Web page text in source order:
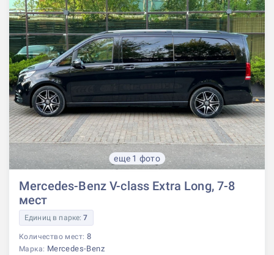
еще 1 фото
Mercedes-Benz V-class Extra Long, 7-8
мест
Единиц в парке:7
Количество мест: 8
Марка: Mercedes-Benz